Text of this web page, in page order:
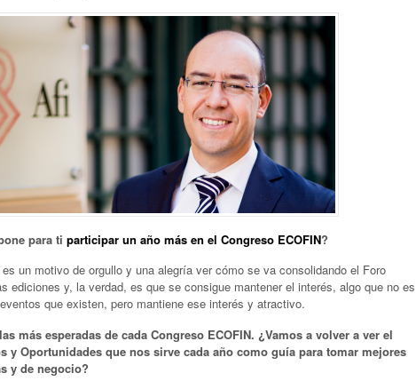
para ti participar un año más en el Congreso ECOFIN?
un motivo de orgullo y una alegría ver cómo se va consolidando el Foro
ediciones y, la verdad, es que se consigue mantener el interés, algo que no es
que existen, pero mantiene ese interés y atractivo.
más esperadas de cada Congreso ECOFIN. ¿Vamos a volver a ver el
y Oportunidades que nos sirve cada año como guía para tomar mejores
y de negocio?